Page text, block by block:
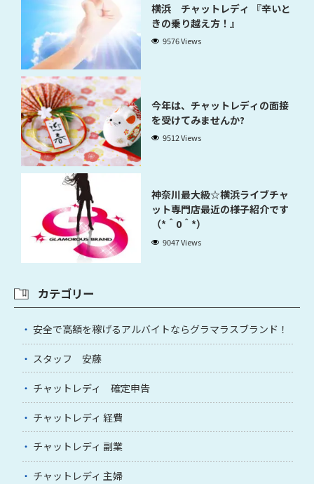
横浜 チャットレディ 『辛いと
きの乗り越え方！』
9576 Views
今年は、チャットレディの面接
を受けてみませんか?
9512 Views
神奈川最大級☆横浜ライブチャ
ット専門店最近の様子紹介です
（*＾0＾*）
9047 Views
カテゴリー
安全で高額を稼げるアルバイトならグラマラスブランド！
スタッフ 安藤
チャットレディ 確定申告
チャットレディ 経費
チャットレディ 副業
チャットレディ 主婦